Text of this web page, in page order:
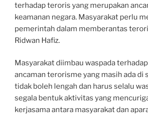
terhadap teroris yang merupakan
keamanan negara. Masyarakat perlu
pemerintah dalam memberantas
Ridwan Hafiz.
Masyarakat diimbau waspada
ancaman terorisme yang masih ada di
tidak boleh lengah dan harus selalu
segala bentuk aktivitas yang
kerjasama antara masyarakat dan